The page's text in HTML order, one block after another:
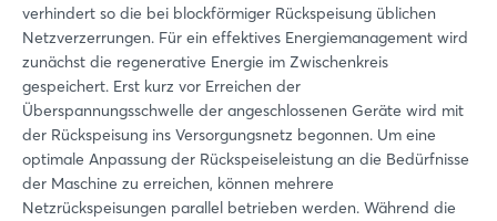
verhindert so die bei blockförmiger Rückspeisung üblichen
Netzverzerrungen. Für ein effektives Energiemanagement wird
zunächst die regenerative Energie im Zwischenkreis
gespeichert. Erst kurz vor Erreichen der
Überspannungsschwelle der angeschlossenen Geräte wird mit
der Rückspeisung ins Versorgungsnetz begonnen. Um eine
optimale Anpassung der Rückspeiseleistung an die Bedürfnisse
der Maschine zu erreichen, können mehrere
Netzrückspeisungen parallel betrieben werden. Während die